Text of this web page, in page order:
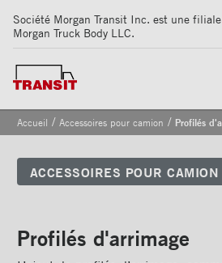
Société Morgan Transit Inc. est une
Morgan Truck Body LLC.
Accueil / Accessoires pour camion / Profilés
ACCESSOIRES POUR CAMION
Bandes de sécurité
réfléchissantes
Profilés d'arrimage